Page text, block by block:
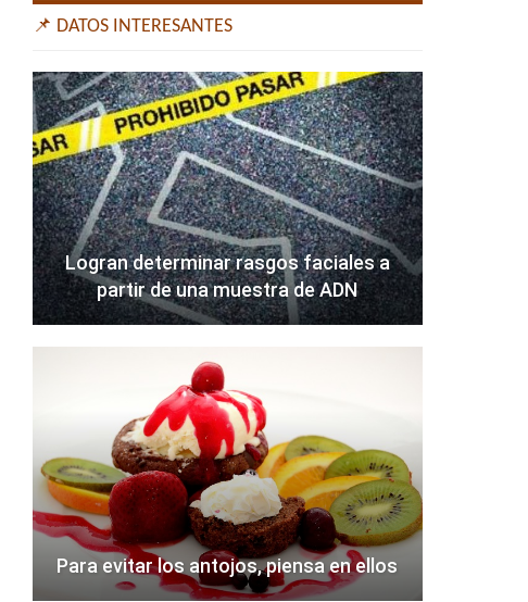
📌 DATOS INTERESANTES
Logran determinar rasgos faciales a
partir de una muestra de ADN
Para evitar los antojos, piensa en ellos